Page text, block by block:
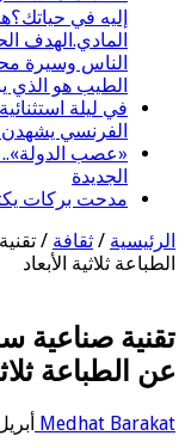
إليه في
المادي.الهدف
الناس وسيرة
الطيب هو الذي
في ليلة
الفرنسي يشهدن
«عصب الدولة»..
الجديدة
مدحت بركات
الرئيسية / ثقافة /
الطباعة ثلاثية الأبعاد
تقنية صناعية
عن الطباعة
Medhat Barakat أبريل 16,